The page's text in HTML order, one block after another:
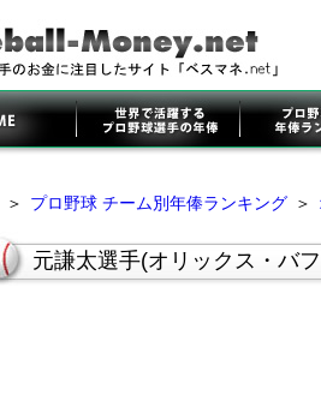
＞ プロ野球 チーム別年俸ランキング ＞
元謙太選手(オリックス・バ